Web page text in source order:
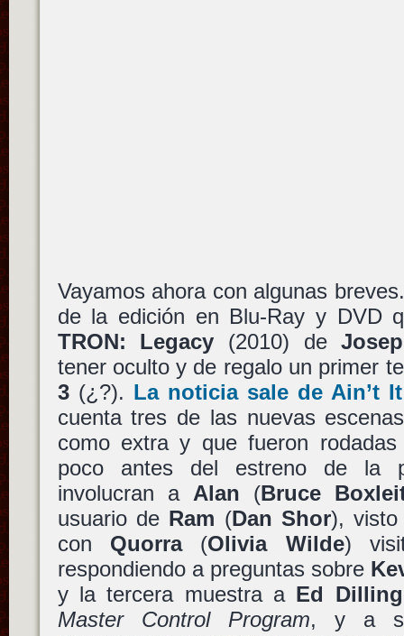
Vayamos ahora con algunas
de la edición en Blu-Ray y DVD
TRON: Legacy (2010) de
tener oculto y de regalo un primer
3(¿?). La noticia sale de Ain’t
cuenta tres de las nuevas
como extra y que fueron
poco antes del estreno de la
involucran a Alan (Bruce
usuario de Ram (Dan Shor),
con Quorra(Olivia Wilde)
respondiendo a preguntas sobre
y la tercera muestra a Ed
Master Control Program, y a